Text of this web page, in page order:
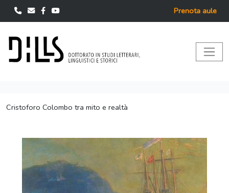
Prenota aule
Cristoforo Colombo tra mito e realtà